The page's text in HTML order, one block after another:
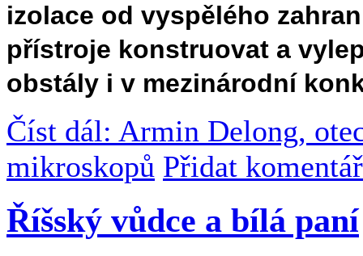
izolace od vyspělého
přístroje konstruovat a
obstály i v mezinárodní
Číst dál: Armin Delong,
mikroskopů Přidat komentář
Říšský vůdce a bílá paní